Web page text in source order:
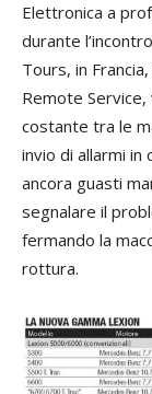
Elettronica a
durante
Tours, in
Remote
costante tra le
invio di allarmi in
ancora guasti
segnalare il
fermando la
rottura.